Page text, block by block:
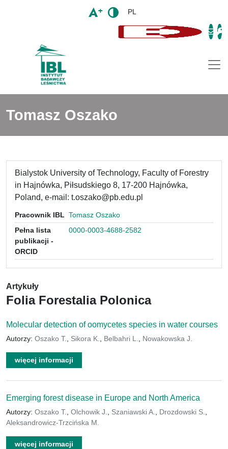
PL
Tomasz Oszako
Bialystok University of Technology, Faculty of Forestry
in Hajnówka, Piłsudskiego 8, 17-200 Hajnówka,
Poland, e-mail: t.oszako@pb.edu.pl
Pracownik IBL Tomasz Oszako
Pełna lista
publikacji -
ORCID
0000-0003-4688-2582
Artykuły
Folia Forestalia Polonica
Molecular detection of oomycetes species in water courses
Autorzy: Oszako T. Sikora K. Belbahri L. Nowakowska J.
więcej informacji
Emerging forest disease in Europe and North America
Autorzy: Oszako T. Olchowik J. Szaniawski A. Drozdowski S.
Aleksandrowicz-Trzcińska M.
więcej informacji